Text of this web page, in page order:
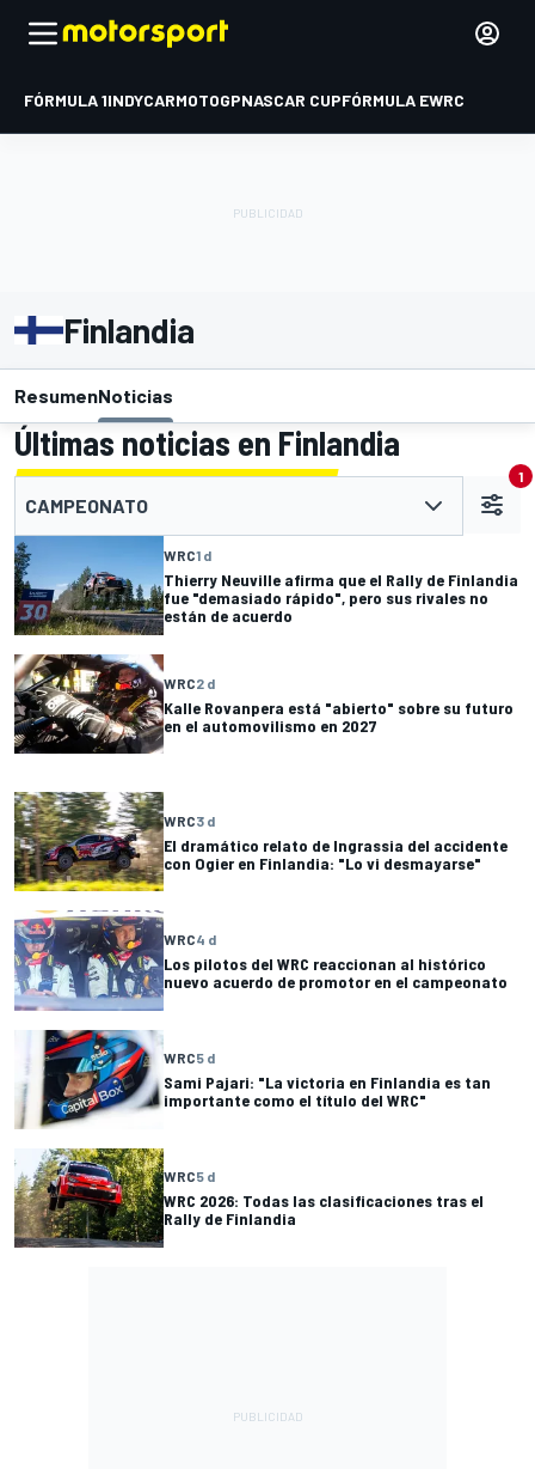
FÓRMULA 1INDYCARMOTOGPNASCAR CUPFÓRMULA EWRC
Finlandia
ResumenNoticias
Últimas noticias en Finlandia
CAMPEONATO
1
WRC1 d
Thierry Neuville afirma que el Rally de Finlandia
fue "demasiado rápido", pero sus rivales no
están de acuerdo
WRC2 d
Kalle Rovanpera está "abierto" sobre su futuro
en el automovilismo en 2027
WRC3 d
El dramático relato de Ingrassia del accidente
con Ogier en Finlandia: "Lo vi desmayarse"
WRC4 d
Los pilotos del WRC reaccionan al histórico
nuevo acuerdo de promotor en el campeonato
WRC5 d
Sami Pajari: "La victoria en Finlandia es tan
importante como el título del WRC"
WRC5 d
WRC 2026: Todas las clasificaciones tras el
Rally de Finlandia